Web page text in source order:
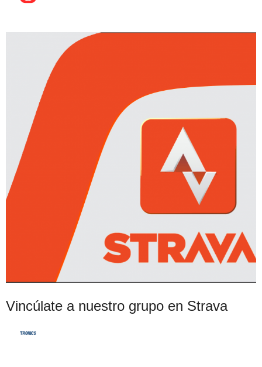
Vincúlate a nuestro grupo en Strava